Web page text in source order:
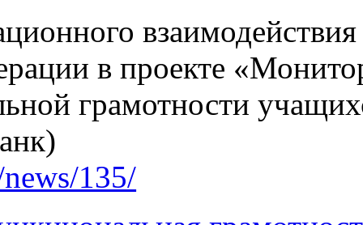
взаимодействия
в проекте
грамотности
135/